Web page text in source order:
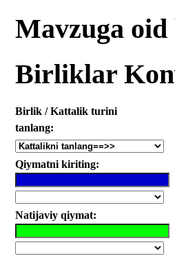
Mavzuga
Birliklar
Birlik / Kattalik turini
tanlang:
Qiymatni kiriting:
Natijaviy qiymat: